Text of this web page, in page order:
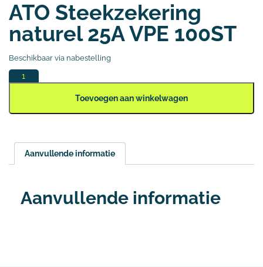
ATO Steekzekering
naturel 25A VPE 100ST
Beschikbaar via nabestelling
Toevoegen aan winkelwagen
Aanvullende informatie
Aanvullende informatie